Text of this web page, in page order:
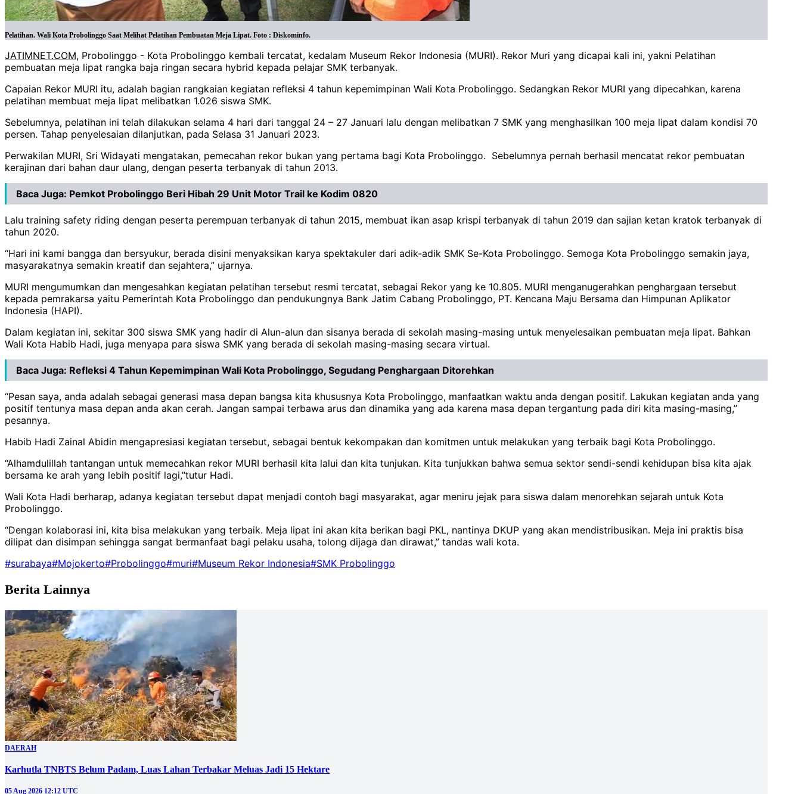
Pelatihan. Wali Kota Probolinggo Saat Melihat Pelatihan Pembuatan Meja Lipat. Foto : Diskominfo.
JATIMNET.COM, Probolinggo - Kota Probolinggo kembali tercatat, kedalam Museum Rekor Indonesia (MURI). Rekor Muri yang dicapai kali ini, yakni Pelatihan
pembuatan meja lipat rangka baja ringan secara hybrid kepada pelajar SMK terbanyak.
Capaian Rekor MURI itu, adalah bagian rangkaian kegiatan refleksi 4 tahun kepemimpinan Wali Kota Probolinggo. Sedangkan Rekor MURI yang dipecahkan, karena
pelatihan membuat meja lipat melibatkan 1.026 siswa SMK.
Sebelumnya, pelatihan ini telah dilakukan selama 4 hari dari tanggal 24 – 27 Januari lalu dengan melibatkan 7 SMK yang menghasilkan 100 meja lipat dalam kondisi 70
persen. Tahap penyelesaian dilanjutkan, pada Selasa 31 Januari 2023.
Perwakilan MURI, Sri Widayati mengatakan, pemecahan rekor bukan yang pertama bagi Kota Probolinggo. Sebelumnya pernah berhasil mencatat rekor pembuatan
kerajinan dari bahan daur ulang, dengan peserta terbanyak di tahun 2013.
Baca Juga: Pemkot Probolinggo Beri Hibah 29 Unit Motor Trail ke Kodim 0820
Lalu training safety riding dengan peserta perempuan terbanyak di tahun 2015, membuat ikan asap krispi terbanyak di tahun 2019 dan sajian ketan kratok terbanyak di
tahun 2020.
“Hari ini kami bangga dan bersyukur, berada disini menyaksikan karya spektakuler dari adik-adik SMK Se-Kota Probolinggo. Semoga Kota Probolinggo semakin jaya,
masyarakatnya semakin kreatif dan sejahtera,” ujarnya.
MURI mengumumkan dan mengesahkan kegiatan pelatihan tersebut resmi tercatat, sebagai Rekor yang ke 10.805. MURI menganugerahkan penghargaan tersebut
kepada pemrakarsa yaitu Pemerintah Kota Probolinggo dan pendukungnya Bank Jatim Cabang Probolinggo, PT. Kencana Maju Bersama dan Himpunan Aplikator
Indonesia (HAPI).
Dalam kegiatan ini, sekitar 300 siswa SMK yang hadir di Alun-alun dan sisanya berada di sekolah masing-masing untuk menyelesaikan pembuatan meja lipat. Bahkan
Wali Kota Habib Hadi, juga menyapa para siswa SMK yang berada di sekolah masing-masing secara virtual.
Baca Juga: Refleksi 4 Tahun Kepemimpinan Wali Kota Probolinggo, Segudang Penghargaan Ditorehkan
“Pesan saya, anda adalah sebagai generasi masa depan bangsa kita khususnya Kota Probolinggo, manfaatkan waktu anda dengan positif. Lakukan kegiatan anda yang
positif tentunya masa depan anda akan cerah. Jangan sampai terbawa arus dan dinamika yang ada karena masa depan tergantung pada diri kita masing-masing,”
pesannya.
Habib Hadi Zainal Abidin mengapresiasi kegiatan tersebut, sebagai bentuk kekompakan dan komitmen untuk melakukan yang terbaik bagi Kota Probolinggo.
“Alhamdulillah tantangan untuk memecahkan rekor MURI berhasil kita lalui dan kita tunjukan. Kita tunjukkan bahwa semua sektor sendi-sendi kehidupan bisa kita ajak
bersama ke arah yang lebih positif lagi,”tutur Hadi.
Wali Kota Hadi berharap, adanya kegiatan tersebut dapat menjadi contoh bagi masyarakat, agar meniru jejak para siswa dalam menorehkan sejarah untuk Kota
Probolinggo.
“Dengan kolaborasi ini, kita bisa melakukan yang terbaik. Meja lipat ini akan kita berikan bagi PKL, nantinya DKUP yang akan mendistribusikan. Meja ini praktis bisa
dilipat dan disimpan sehingga sangat bermanfaat bagi pelaku usaha, tolong dijaga dan dirawat,” tandas wali kota.
#surabaya#Mojokerto#Probolinggo#muri#Museum Rekor Indonesia#SMK Probolinggo
Berita Lainnya
DAERAH
Karhutla TNBTS Belum Padam, Luas Lahan Terbakar Meluas Jadi 15 Hektare
05 Aug 2026 12:12 UTC